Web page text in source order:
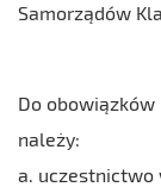
Samorządów
§
Do
należy:
a. uczestnictwo